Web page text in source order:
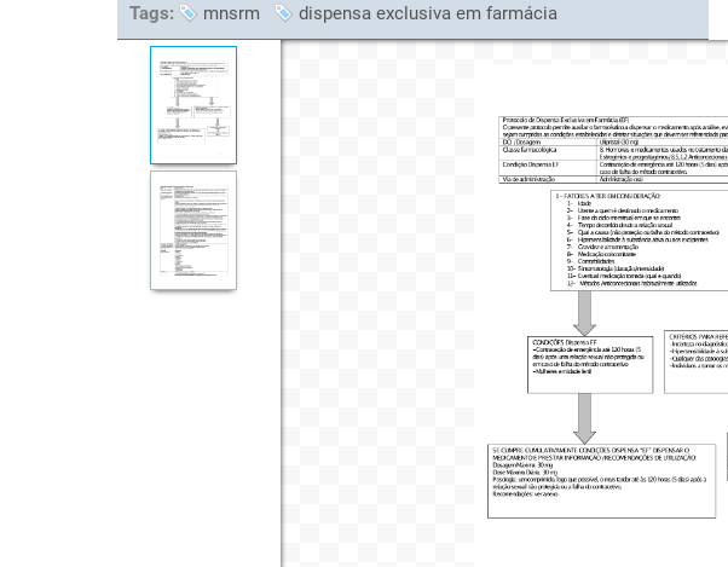
Tags:
mnsrm dispensa exclusiva em farmácia